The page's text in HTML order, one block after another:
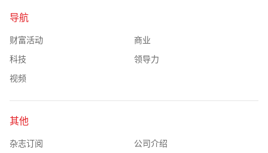
导航
财富活动 商业
科技 领导力
视频
其他
杂志订阅 公司介绍